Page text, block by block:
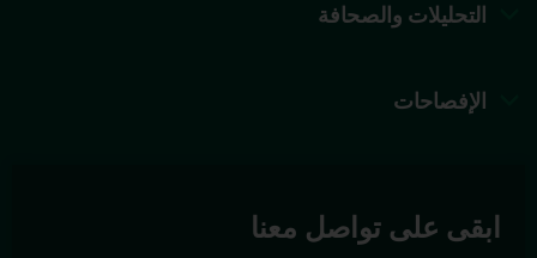
التحليلات والصحافة
الإفصاحات
ابقى على تواصل معنا